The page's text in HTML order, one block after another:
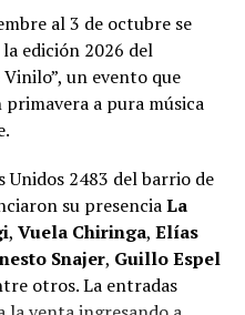
al 3 de octubre se
edición 2026 del
Vinilo”, un evento que
primavera a pura música
Unidos 2483 del barrio de
su presenciaLa
, Vuela Chiringa, Elías
Snajer, Guillo Espel
otros. La entradas